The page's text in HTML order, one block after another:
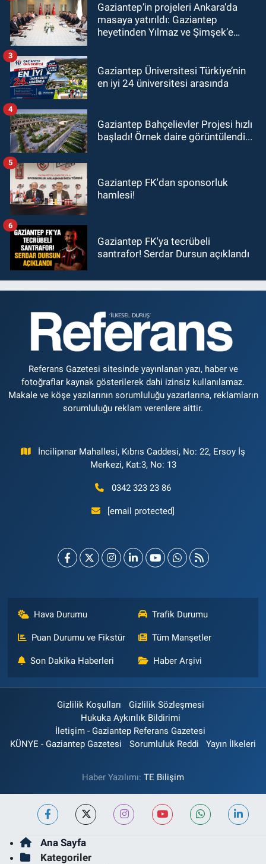
Gaziantep’in projeleri Ankara’da
masaya yatırıldı: Gaziantep
heyetinden Yılmaz ve Şimşek’e
Gaziantep Üniversitesi Türkiye’nin
en iyi 24 üniversitesi arasında
3
Gaziantep Bahçelievler Projesi hızlı
başladı! Örnek daire görüntülendi...
4
Gaziantep FK'dan sponsorluk
hamlesi!
5
Gaziantep FK'ya tecrübeli
santrafor! Serdar Dursun açıklandı
6
Referans Gazetesi sitesinde yayınlanan yazı, haber ve
fotoğraflar kaynak gösterilerek dahi izinsiz kullanılamaz.
Makale ve köşe yazılarının sorumluluğu yazarlarına, reklamların
sorumluluğu reklam verenlere aittir.
İncilipınar Mahallesi, Kıbrıs Caddesi, No: 22, Ersoy İş
Merkezi, Kat:3, No: 13
0342 323 23 86
[email protected]
Hava Durumu Trafik Durumu
Puan Durumu ve Fikstür Tüm Manşetler
Son Dakika Haberleri Haber Arşivi
Gizlilik Koşulları
Gizlilik Sözleşmesi
Hukuka Aykırılık Bildirimi
İletişim - Gaziantep Referans Gazetesi
KÜNYE - Gaziantep Gazetesi
Sorumluluk Reddi Yayın İlkeleri
Haber Yazılımı: TE Bilişim
Ana Sayfa
Kategoriler